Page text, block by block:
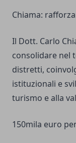
Chiama:
Il Dott. Carlo
consolidare nel
distretti,
istituzionali e
turismo e alla
150mila euro